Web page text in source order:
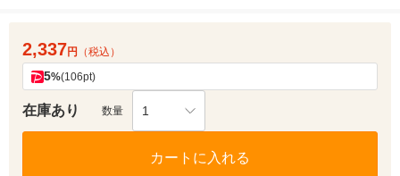
2,337円 （税込）
5%(106pt)
在庫あり 数量 1
カートに入れる